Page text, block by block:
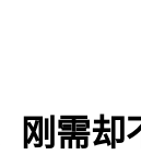
刚需却